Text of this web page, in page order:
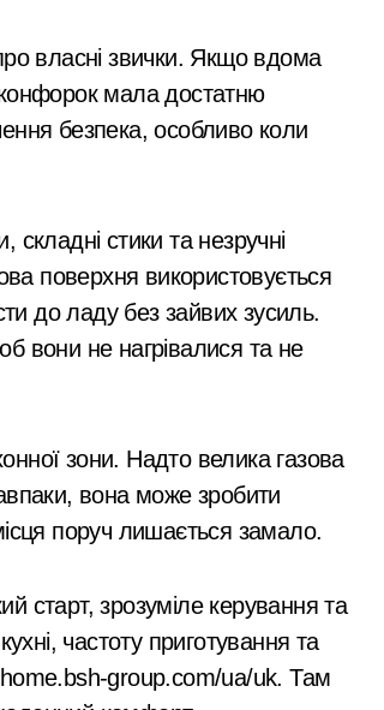
оплатою
млн грн, що була захоплена для
найактивніші медзаклади
інвалідності за $28 тис. і статусу
подробиці програми розвитку
Києва: від 9 до 14 тис. доларів на кону
власні звички. Якщо вдома
мала достатню
безпека, особливо коли
стики та незручні
поверхня використовується
до ладу без зайвих зусиль.
вони не нагрівалися та не
зони. Надто велика газова
вона може зробити
поруч лишається замало.
старт, зрозуміле керування та
частоту приготування та
home.bsh-group.com/ua/uk. Там